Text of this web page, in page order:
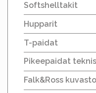
Softshelltakit
Hupparit
T-paidat
Pikeepaidat
Falk&Ross kuvasto